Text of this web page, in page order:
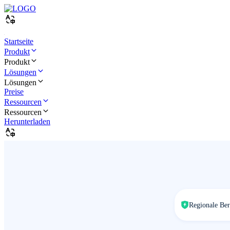
Startseite
Produkt
Produkt
Lösungen
Lösungen
Preise
Ressourcen
Ressourcen
Herunterladen
Regionale